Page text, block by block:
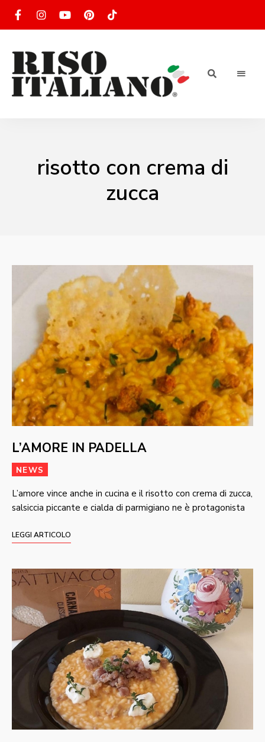
Ricettario
di ricette
risotto con crema di
zucca
L’AMORE IN PADELLA
NEWS
L’amore vince anche in cucina e il risotto con crema di zucca,
salsiccia piccante e cialda di parmigiano ne è protagonista
LEGGI ARTICOLO